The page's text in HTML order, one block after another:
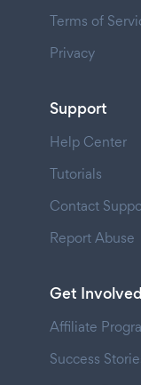
Terms of
Privacy
Support
Help Center
Tutorials
Contact
Report Abuse
Get Involved
Affiliate
Success